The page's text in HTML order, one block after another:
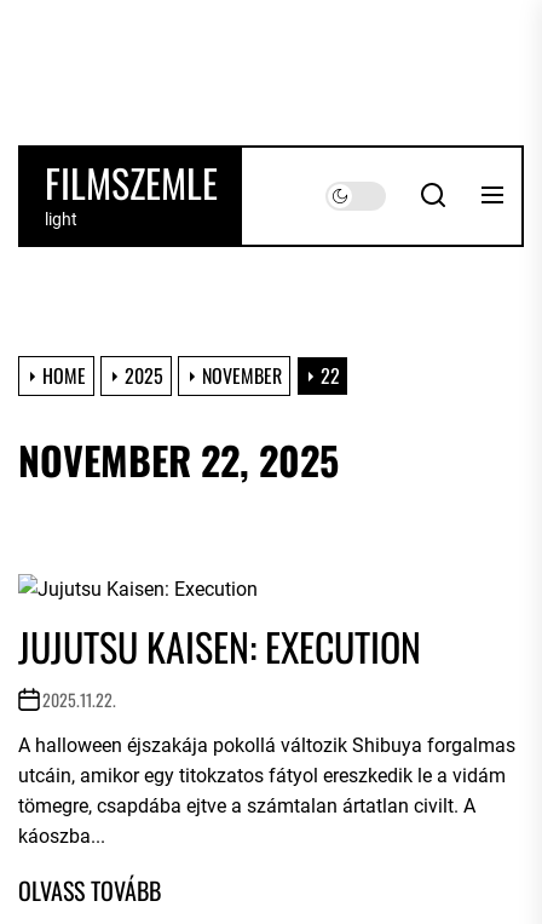
FILMSZEMLE
light
HOME 2025 NOVEMBER 22
NOVEMBER 22, 2025
JUJUTSU KAISEN: EXECUTION
2025.11.22.
A halloween éjszakája pokollá változik Shibuya forgalmas
utcáin, amikor egy titokzatos fátyol ereszkedik le a vidám
tömegre, csapdába ejtve a számtalan ártatlan civilt. A
káoszba...